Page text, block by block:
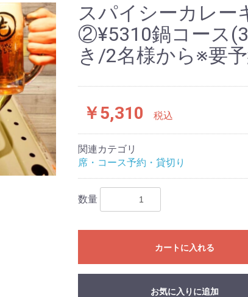
スパイシーカレー
②¥5310鍋コース
き/2名様から※要
￥5,310 税込
関連カテゴリ
席・コース予約・貸切り
数量
カートに入れる
お気に入りに追加